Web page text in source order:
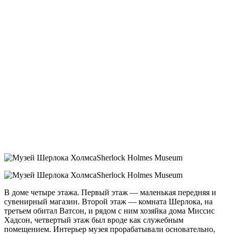
В доме четыре этажа. Первый этаж — маленькая передняя и
сувенирный магазин. Второй этаж — комната Шерлока, на
третьем обитал Ватсон, и рядом с ним хозяйка дома Миссис
Хадсон, четвертый этаж был вроде как служебным
помещением. Интерьер музея прорабатывали основательно,